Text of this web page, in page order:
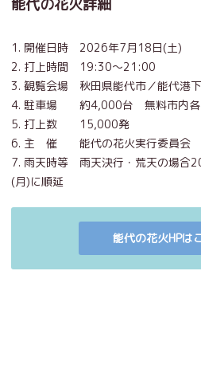
能代の花火詳細
1. 開催日時 2026年7月18日(土)
2. 打上時間 19:30～21:00
3. 観覧会場 秋田県能代市／能代港
4. 駐車場 約4,000台 無料市内各
5. 打上数 15,000発
6. 主 催 能代の花火実行委員会
7. 雨天時等 雨天決行・荒天の場合
(月)に順延
能代の花火HPは